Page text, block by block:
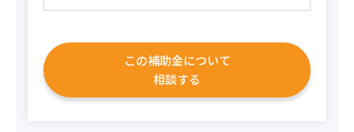
この補助金について
相談する